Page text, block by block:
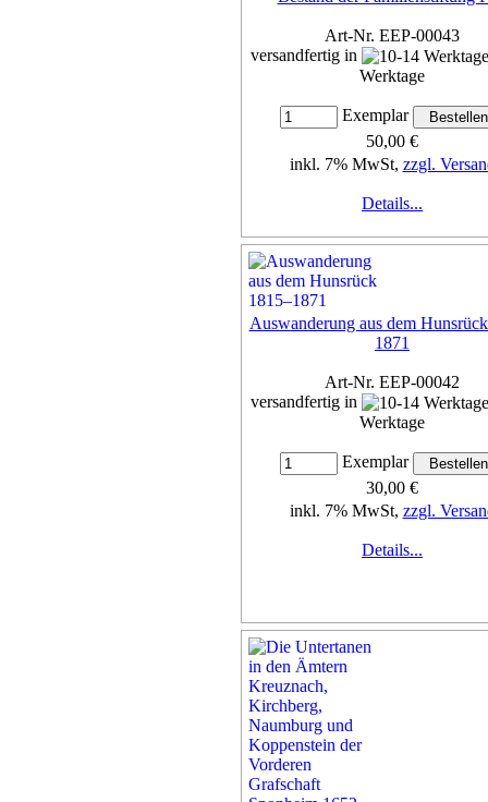
Art-Nr. EEP-00043
versandfertig in
Werktage
Exemplar
50,00 €
inkl. 7% MwSt, zzgl.
Details...
Auswanderung aus dem
1871
Art-Nr. EEP-00042
versandfertig in
Werktage
Exemplar
30,00 €
inkl. 7% MwSt, zzgl.
Details...